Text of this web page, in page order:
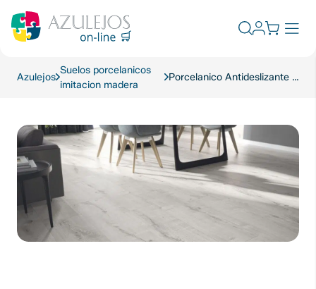
content
Abrir
de
Azulejos
Suelos porcelanicos
imitacion madera
Porcelanico Antideslizante Yukon Grey 23×120